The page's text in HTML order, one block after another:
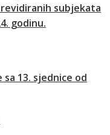
subjekata
godinu.
13. sjednice od